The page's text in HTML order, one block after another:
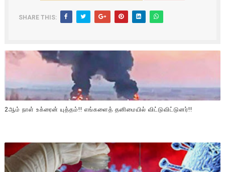
SHARE THIS:
2ஆம் நாள் உக்ரைன் யுத்தம்!! எங்களைத் தனிமையில் விட்டுவிட்டுனர்!!